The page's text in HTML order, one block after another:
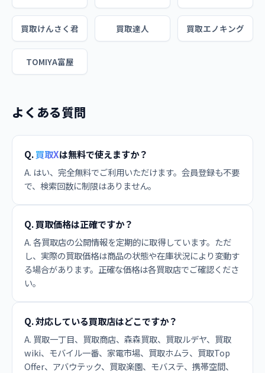
買取けんさく君 買取達人 買取エノキング
TOMIYA富屋
よくある質問
Q.買取Xは無料で使えますか？
A. はい、完全無料でご利用いただけます。会員登録も不要
で、検索回数に制限はありません。
Q. 買取価格は正確ですか？
A. 各買取店の公開情報を定期的に取得しています。ただ
し、実際の買取価格は商品の状態や在庫状況により変動す
る場合があります。正確な価格は各買取店でご確認くださ
い。
Q. 対応している買取店はどこですか？
A. 買取一丁目、買取商店、森森買取、買取ルデヤ、買取
wiki、モバイル一番、家電市場、買取ホムラ、買取Top
Offer、アバウテック、買取楽園、モバステ、携帯空間、